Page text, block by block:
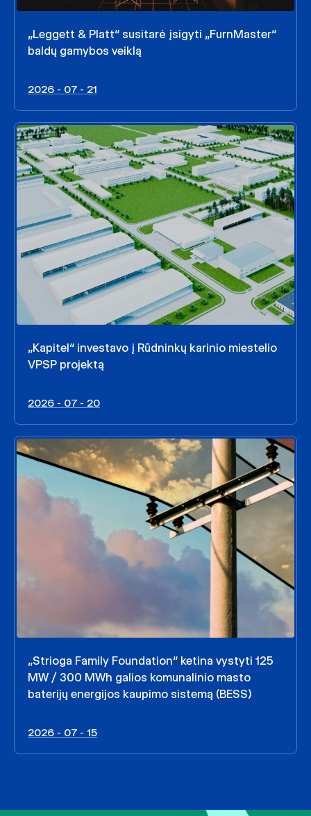
„Leggett & Platt“ susitarė įsigyti „FurnMaster“
baldų gamybos veiklą
2026 - 07 - 21
„Kapitel“ investavo į Rūdninkų karinio miestelio
VPSP projektą
2026 - 07 - 20
„Strioga Family Foundation“ ketina vystyti 125
MW / 300 MWh galios komunalinio masto
baterijų energijos kaupimo sistemą (BESS)
2026 - 07 - 15